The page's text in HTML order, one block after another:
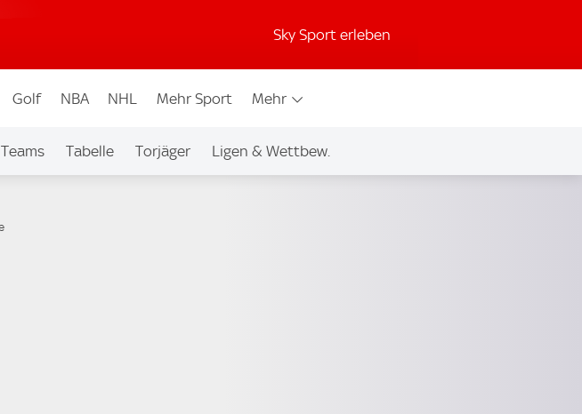
Sky Sport erleben
Golf NBA NHL Mehr Sport Mehr
Teams Tabelle Torjäger Ligen & Wettbew.